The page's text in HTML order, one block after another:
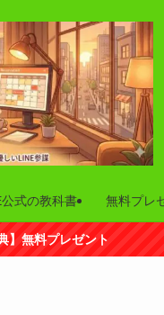
式の教科書 無料プレ
】無料プレゼント